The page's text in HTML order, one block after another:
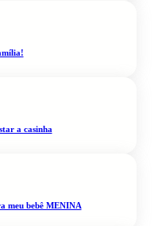
a casinha
meu bebê MENINA